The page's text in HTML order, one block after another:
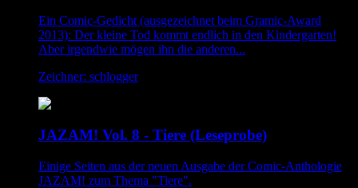
Ein Comic-Gedicht (ausgezeichnet beim Gramic-Award
2013): Der kleine Tod kommt endlich in den Kindergarten!
Aber irgendwie mögen ihn die anderen...
Zeichner: schlogger
JAZAM! Vol. 8 - Tiere (Leseprobe)
Einige Seiten aus der neuen Ausgabe der Comic-Anthologie
JAZAM! zum Thema "Tiere".